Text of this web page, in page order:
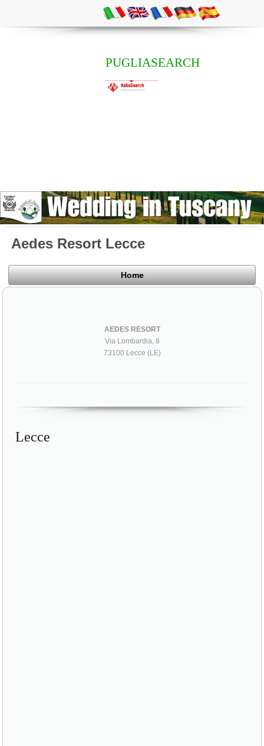
PUGLIASEARCH
Aedes Resort Lecce
Home
AEDES RESORT
Via Lombardia, 8
73100 Lecce (LE)
Lecce